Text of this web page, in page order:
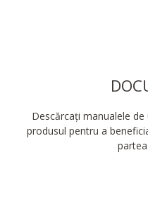
Descărcați manualele
produsul pentru a